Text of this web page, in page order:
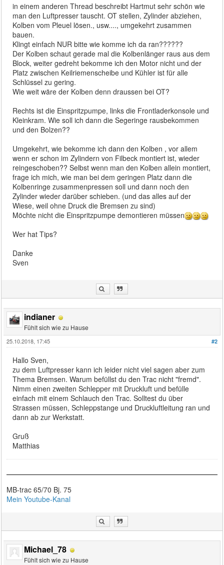
in einem anderen Thread beschreibt Hartmut sehr schön wie
man den Luftpresser tauscht. OT stellen, Zylinder abziehen,
Kolben vom Pleuel lösen., usw...., umgekehrt zusammen
bauen.
Klingt einfach NUR bitte wie komme ich da ran??????
Der Kolben schaut gerade mal die Kolbenlänger raus aus dem
Block, weiter gedreht bekomme ich den Motor nicht und der
Platz zwischen Keilriemenscheibe und Kühler ist für alle
Schlüssel zu gering.
Wie weit wäre der Kolben denn draussen bei OT?
Rechts ist die Einspritzpumpe, links die Frontladerkonsole und
Kleinkram. Wie soll ich dann die Segeringe rausbekommen
und den Bolzen??
Umgekehrt, wie bekomme ich dann den Kolben , vor allem
wenn er schon im Zylindern von Filbeck montiert ist, wieder
reingeschoben?? Selbst wenn man den Kolben allein montiert,
frage ich mich, wie man bei dem geringen Platz dann die
Kolbenringe zusammenpressen soll und dann noch den
Zylinder wieder darüber schieben. (und das alles auf der
Wiese, weil ohne Druck die Bremsen zu sind)
Möchte nicht die Einspritzpumpe demontieren müssen
Wer hat Tips?
Danke
Sven
indianer
Fühlt sich wie zu Hause
#2
25.10.2018, 17:45
Hallo Sven,
zu dem Luftpresser kann ich leider nicht viel sagen aber zum
Thema Bremsen. Warum befüllst du den Trac nicht "fremd".
Nimm einen zweiten Schlepper mit Druckluft und befülle
einfach mit einem Schlauch den Trac. Solltest du über
Strassen müssen, Schleppstange und Druckluftleitung ran und
dann ab zur Werkstatt.
Gruß
Matthias
MB-trac 65/70 Bj. 75
Mein Youtube-Kanal
Michael_78
Fühlt sich wie zu Hause